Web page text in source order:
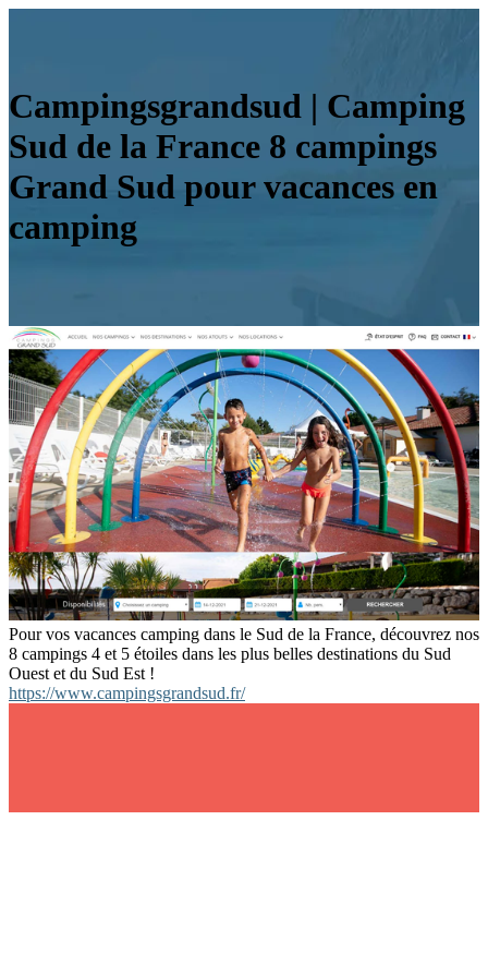
Campingsgrandsud | Camping
Sud de la France 8 campings
Grand Sud pour vacances en
camping
Pour vos vacances camping dans le Sud de la France, découvrez nos
8 campings 4 et 5 étoiles dans les plus belles destinations du Sud
Ouest et du Sud Est !
https://www.campingsgrandsud.fr/